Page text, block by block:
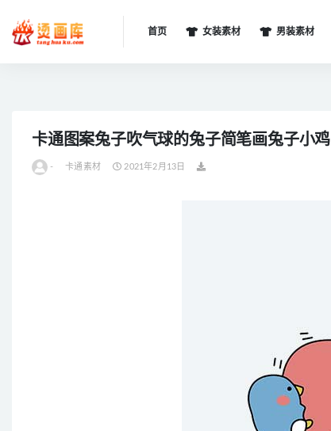
首页 女装素材 男装素材
卡通图案兔子吹气球的兔子简笔画兔子小鸡
- 卡通素材 2021年2月13日